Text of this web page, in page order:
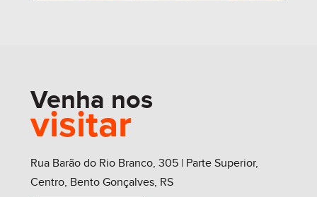
MOBILIADO
Venha nos
visitar
Rua Barão do Rio Branco, 305 | Parte Superior,
Centro, Bento Gonçalves, RS